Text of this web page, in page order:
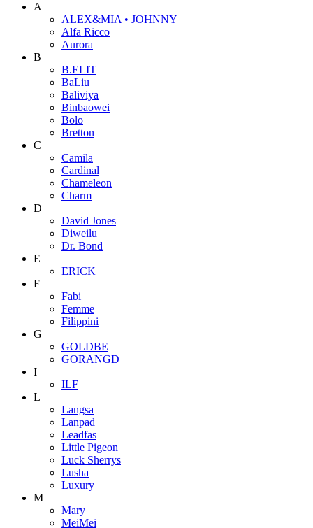
A
ALEX&MIA • JOHNNY
Alfa Ricco
Aurora
B
B.ELIT
BaLiu
Baliviya
Binbaowei
Bolo
Bretton
C
Camila
Cardinal
Chameleon
Charm
D
David Jones
Diweilu
Dr. Bond
E
ERICK
F
Fabi
Femme
Filippini
G
GOLDBE
GORANGD
I
ILF
L
Langsa
Lanpad
Leadfas
Little Pigeon
Luck Sherrys
Lusha
Luxury
M
Mary
MeiMei